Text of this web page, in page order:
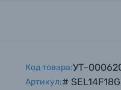
Код товара:УТ-
Артикул:#